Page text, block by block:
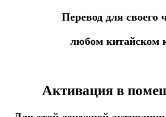
Перевод для своего
любом китайском
Активация в